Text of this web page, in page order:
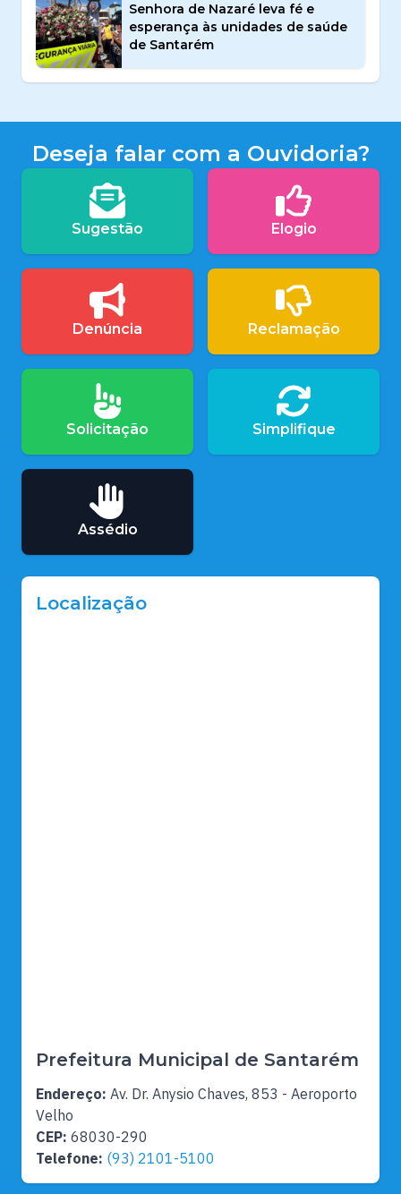
Senhora de Nazaré leva fé e
esperança às unidades de saúde
de Santarém
Deseja falar com a Ouvidoria?
Sugestão Elogio
Denúncia Reclamação
Solicitação Simplifique
Assédio
Localização
Prefeitura Municipal de Santarém
Endereço: Av. Dr. Anysio Chaves, 853 - Aeroporto
Velho
CEP: 68030-290
Telefone: (93) 2101-5100